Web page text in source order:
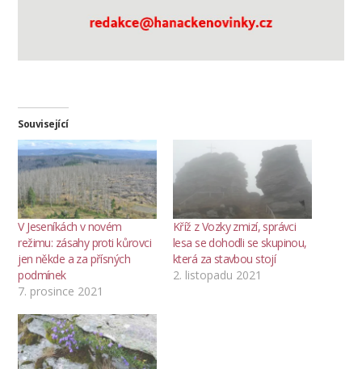
Související
V Jeseníkách v novém
režimu: zásahy proti kůrovci
jen někde a za přísných
podmínek
7. prosince 2021
Kříž z Vozky zmizí, správci
lesa se dohodli se skupinou,
která za stavbou stojí
2. listopadu 2021